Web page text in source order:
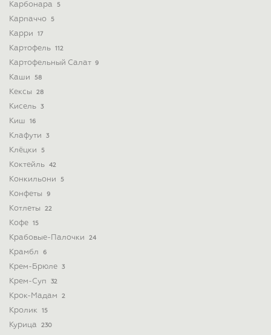
Карбонара 5
Карпаччо 5
Карри 17
Картофель 112
Картофельный Салат 9
Каши 58
Кексы 28
Кисель 3
Киш 16
Клафути 3
Клёцки 5
Коктейль 42
Конкильони 5
Конфеты 9
Котлеты 22
Кофе 15
Крабовые-Палочки 24
Крамбл 6
Крем-Брюле 3
Крем-Суп 32
Крок-Мадам 2
Кролик 15
Курица 230